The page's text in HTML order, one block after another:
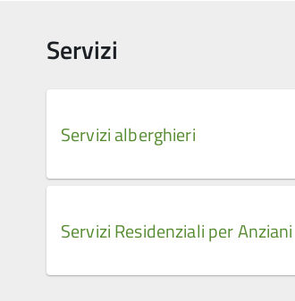
Servizi
Servizi alberghieri
Servizi Residenziali per Anziani